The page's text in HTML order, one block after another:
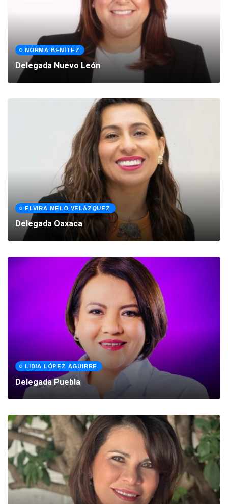
NORMA BENÍTEZ
Delegada Nuevo León
ELVIRA MELO VELÁZQUEZ
Delegada Oaxaca
LIDIA LÓPEZ AGUIRRE
Delegada Puebla